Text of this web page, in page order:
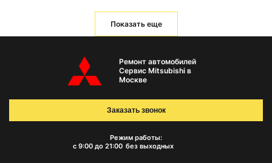
Показать еще
Ремонт автомобилей
Сервис Mitsubishi в
Москве
Режим работы:
с 9:00 до 21:00 без выходных
Заказать звонок